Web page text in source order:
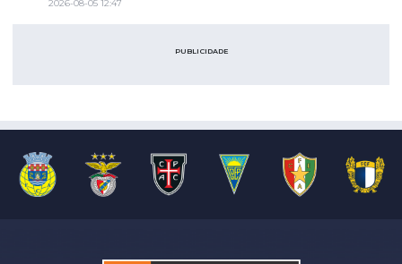
2026-08-05 12:47
PUBLICIDADE